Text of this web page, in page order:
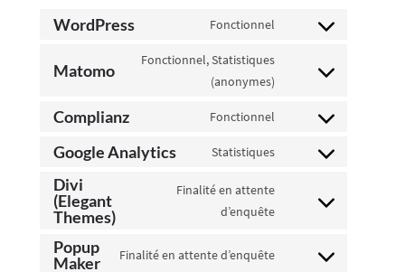
WordPress Fonctionnel
Consent
service
Matomo
Fonctionnel, Statistiques
(anonymes)
Consent
service
matomo
Complianz Fonctionnel
Consent
Google Analytics Statistiques
Consent
service
analytics
Divi
(Elegant
Themes)
Finalité en attente
d’enquête
Consent
service
Popup
Maker
Finalité en attente d’enquête
Consent